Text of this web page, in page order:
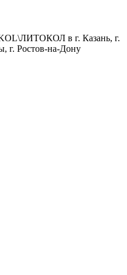
в г. Казань, г.
г. Ростов-на-Дону